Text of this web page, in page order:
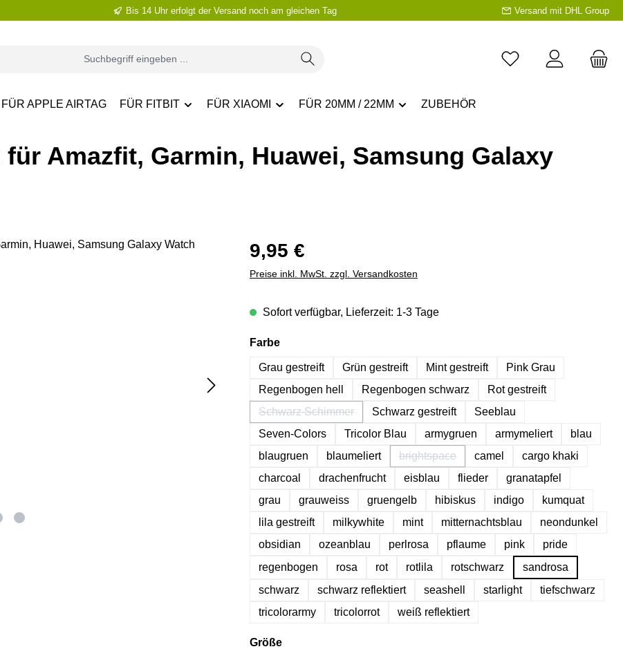
Bis 14 Uhr erfolgt der Versand noch am gleichen Tag Versand mit DHL Group
FÜR APPLE AIRTAG FÜR FITBIT FÜR XIAOMI FÜR 20MM / 22MM ZUBEHÖR
Amazfit, Garmin, Huawei, Samsung Galaxy
Regulärer Preis:
9,95 €
Preise inkl. MwSt. zzgl. Versandkosten
Sofort verfügbar, Lieferzeit: 1-3 Tage
Farbeauswählen
Grau gestreift Grün gestreift Mint gestreift
Pink Grau
Regenbogen hell
Regenbogen schwarz
Rot gestreift
Schwarz Schimmer
(Diese Option ist zurzeit nicht verfügbar.)
Schwarz gestreift
Seeblau
Seven-Colors
Tricolor Blau armygruen armymeliert
blau
blaugruen
blaumeliert brightspace
(Diese Option ist zurzeit nicht verfügbar.)
camel
cargo khaki
charcoal
drachenfrucht eisblau flieder
granatapfel
grau
grauweiss gruengelb hibiskus indigo
kumquat
lila gestreift
milkywhite mint mitternachtsblau
neondunkel
obsidian
ozeanblau perlrosa pflaume pink
pride
regenbogen
rosa rot rotlila rotschwarz
sandrosa
schwarz
schwarz reflektiert seashell starlight
tiefschwarz
tricolorarmy
tricolorrot weiß reflektiert
Größeauswählen